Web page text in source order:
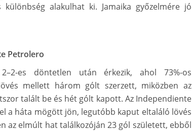
különbség alakulhat ki. Jamaika győzelmére jó
Petrolero
es döntetlen után érkezik, ahol 73%-os
mellett három gólt szerzett, miközben az
talált be és hét gólt kapott. Az Independiente
a háta mögött jön, legutóbb kaput eltaláló lövés
az elmúlt hat találkozóján 23 gól született, ebből